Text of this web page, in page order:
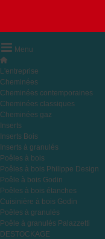
Menu
L'entreprise
Cheminées
Cheminées contemporaines
Cheminées classiques
Cheminées gaz
Inserts
Inserts Bois
Inserts à granulés
Poêles à bois
Poêles à bois Philippe Design
Poêle à bois Godin
Poêles à bois étanches
Cuisinière à bois Godin
Poêles à granulés
Poêle à granulés Palazzetti
DESTOCKAGE